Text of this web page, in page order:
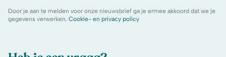
Door je aan te melden voor onze nieuwsbrief ga je ermee akkoord dat we je
gegevens verwerken. Cookie- en privacy policy